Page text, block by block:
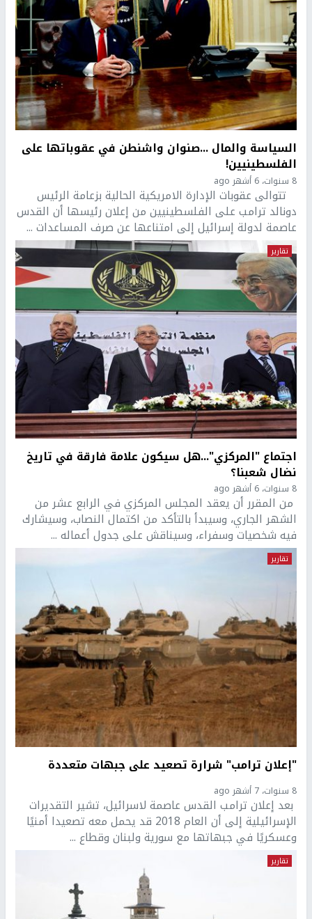
السياسة والمال ...صنوان واشنطن في عقوباتها على
الفلسطينيين!
8 سنوات، 6 أشهر ago
تتوالى عقوبات الإدارة الامريكية الحالية بزعامة الرئيس
دونالد ترامب على الفلسطينيين من إعلان رئيسها أن القدس
عاصمة لدولة إسرائيل إلى امتناعها عن صرف المساعدات ...
تقارير
اجتماع "المركزي"...هل سيكون علامة فارقة في تاريخ
نضال شعبنا؟
8 سنوات، 6 أشهر ago
من المقرر أن يعقد المجلس المركزي في الرابع عشر من
الشهر الجاري، وسيبدأ بالتأكد من اكتمال النصاب، وسيشارك
فيه شخصيات وسفراء، وسيناقش على جدول أعماله ...
تقارير
"إعلان ترامب" شرارة تصعيد على جبهات متعددة
8 سنوات، 7 أشهر ago
بعد إعلان ترامب القدس عاصمة لاسرائيل، تشير التقديرات
الإسرائيلية إلى أن العام 2018 قد يحمل معه تصعيدا أمنيًا
وعسكريًا في جبهاتها مع سورية ولبنان وقطاع ...
تقارير